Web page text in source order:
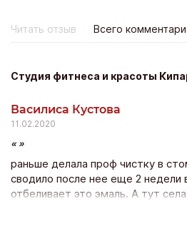
оформляю уже 10 заказ и
Всё подошло, качество
Читать отзыв
Всего
Студия фитнеса и красоты
Василиса Кустова
11.02.2020
раньше делала проф чистку в
сводило после нее еще 2 недели
отбеливает это эмаль. А тут
белее тона на два уже после 1